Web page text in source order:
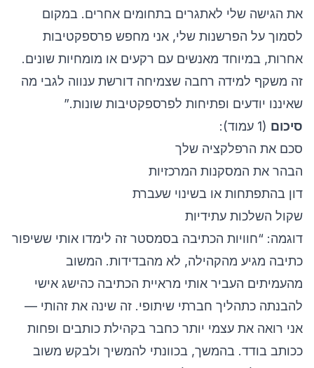
את הגישה שלי לאתגרים בתחומים אחרים. במקום
לסמוך על הפרשנות שלי, אני מחפש פרספקטיבות
אחרות, במיוחד מאנשים עם רקעים או מומחיות שונים.
זה משקף למידה רחבה שצמיחה דורשת ענווה לגבי מה
שאיננו יודעים ופתיחות לפרספקטיבות שונות.”
סיכום (1 עמוד):
סכם את הרפלקציה שלך
הבהר את המסקנות המרכזיות
דון בהתפתחות או בשינוי שעברת
שקול השלכות עתידיות
דוגמה: “חוויות הכתיבה בסמסטר זה לימדו אותי ששיפור
כתיבה מגיע מהקהילה, לא מהבדידות. המשוב
מהעמיתים העביר אותי מראיית הכתיבה כהישג אישי
להבנתה כתהליך חברתי שיתופי. זה שינה את זהותי —
אני רואה את עצמי יותר כחבר בקהילת כותבים ופחות
ככותב בודד. בהמשך, בכוונתי להמשיך ולבקש משוב